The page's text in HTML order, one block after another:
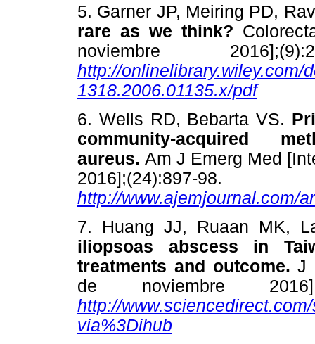
5. Garner JP, Meiring PD,
rare as we think?
noviembre
http://onlinelibrary.wiley.com/
1318.2006.01135.x/pdf
6. Wells RD, Bebarta VS.
community-acquired
aureus. Am J Emerg Med
http://www.ajemjournal.com/
7. Huang JJ, Ruaan MK,
iliopsoas abscess in
treatments and outcome.J
de noviembre
http://
via%3Dihub